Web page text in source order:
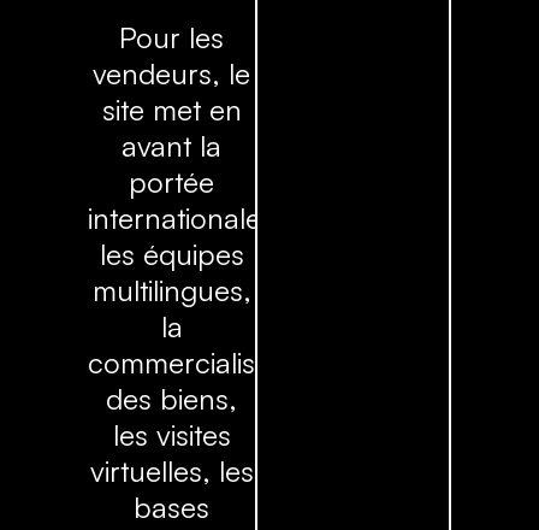
Pour les
vendeurs, le
site met en
avant la
portée
internationale,
les équipes
multilingues,
la
commercialisation
des biens,
les visites
virtuelles, les
bases